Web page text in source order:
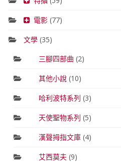
電影(77)
文學 (35)
三腳四部曲 (2)
其他小說(10)
哈利波特系列 (3)
天使聖物系列 (5)
漢聲拇指文庫(4)
艾西莫夫(9)